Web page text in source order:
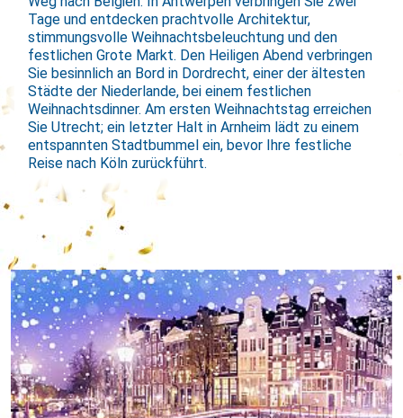
Tage und entdecken prachtvolle Architektur,
stimmungsvolle Weihnachtsbeleuchtung und den
festlichen Grote Markt. Den Heiligen Abend verbringen
Sie besinnlich an Bord in Dordrecht, einer der ältesten
Städte der Niederlande, bei einem festlichen
Weihnachtsdinner. Am ersten Weihnachtstag erreichen
Sie Utrecht; ein letzter Halt in Arnheim lädt zu einem
entspannten Stadtbummel ein, bevor Ihre festliche
Reise nach Köln zurückführt.